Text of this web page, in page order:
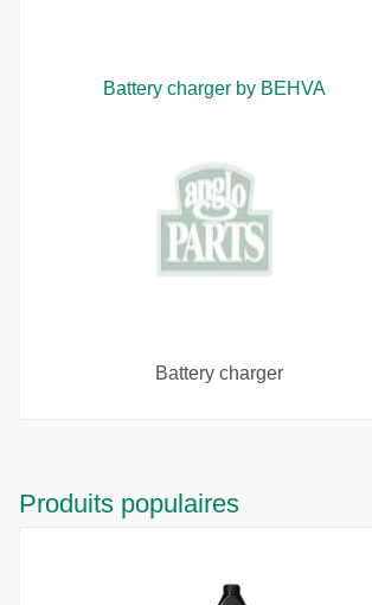
Battery charger by BEHVA
Battery charger
Produits populaires